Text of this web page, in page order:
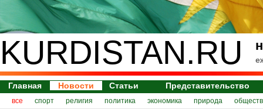
KURDISTAN.RU
Главная Новости Статьи Представительство
все спорт религия политика экономика природа